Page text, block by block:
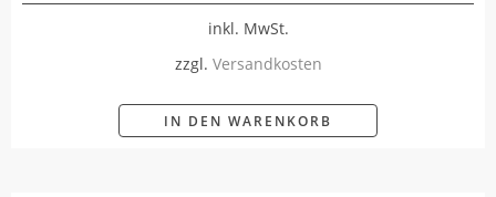
inkl. MwSt.
zzgl. Versandkosten
IN DEN WARENKORB